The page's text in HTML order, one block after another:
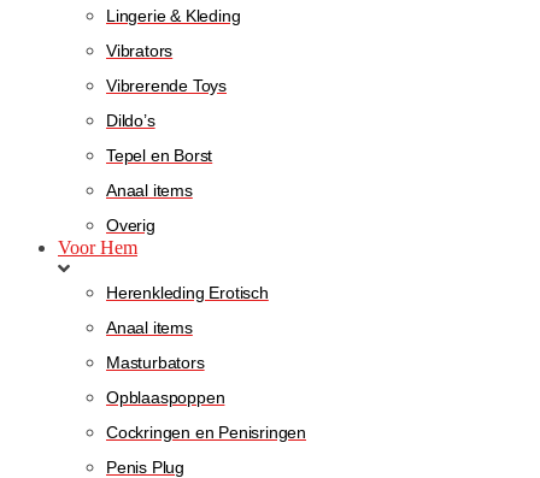
Lingerie & Kleding
Vibrators
Vibrerende Toys
Dildo’s
Tepel en Borst
Anaal items
Overig
Voor Hem
Herenkleding Erotisch
Anaal items
Masturbators
Opblaaspoppen
Cockringen en Penisringen
Penis Plug